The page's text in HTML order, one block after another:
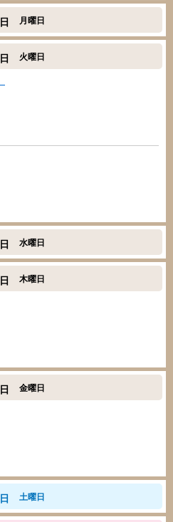
日 月曜日
日 火曜日
日 水曜日
日 木曜日
日 金曜日
日 土曜日